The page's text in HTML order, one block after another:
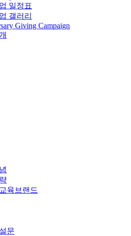
일정표
갤러리
Giving Campaign
육브랜드
문